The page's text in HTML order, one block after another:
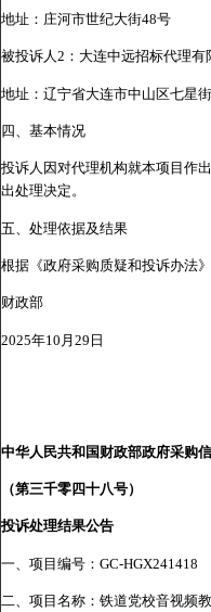
地址：庄河市世纪大街48号
被投诉人2：大连中远招标代理有
地址：辽宁省大连市中山区七星
四、基本情况
投诉人因对代理机构就本项目作
出处理决定。
五、处理依据及结果
根据《政府采购质疑和投诉办法
财政部
2025年10月29日
中华人民共和国财政部政府采购
（第三千零四十八号）
投诉处理结果公告
一、项目编号：GC-HGX241418
二、项目名称：铁道党校音视频